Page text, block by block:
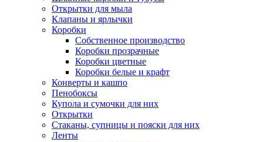
Открытки для мыла
Клапаны и ярлычки
Коробки
Собственное производство
Коробки прозрачные
Коробки цветные
Коробки белые и крафт
Конверты и кашпо
Пенобоксы
Купола и сумочки для них
Открытки
Стаканы, супницы и пояски для них
Ленты